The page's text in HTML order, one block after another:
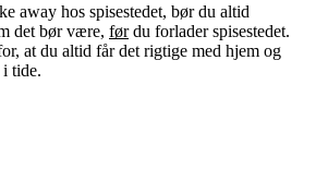
away hos spisestedet, bør du altid
det bør være, førdu forlader spisestedet.
at du altid får det rigtige med hjem og
tide.